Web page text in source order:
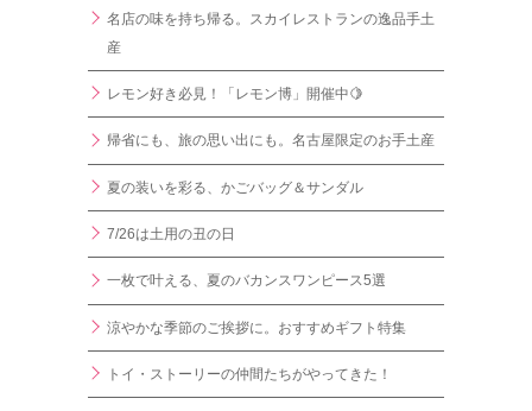
名店の味を持ち帰る。スカイレストランの逸品手土
産
レモン好き必見！「レモン博」開催中🍋
帰省にも、旅の思い出にも。名古屋限定のお手土産
夏の装いを彩る、かごバッグ＆サンダル
7/26は土用の丑の日
一枚で叶える、夏のバカンスワンピース5選
涼やかな季節のご挨拶に。おすすめギフト特集
トイ・ストーリーの仲間たちがやってきた！